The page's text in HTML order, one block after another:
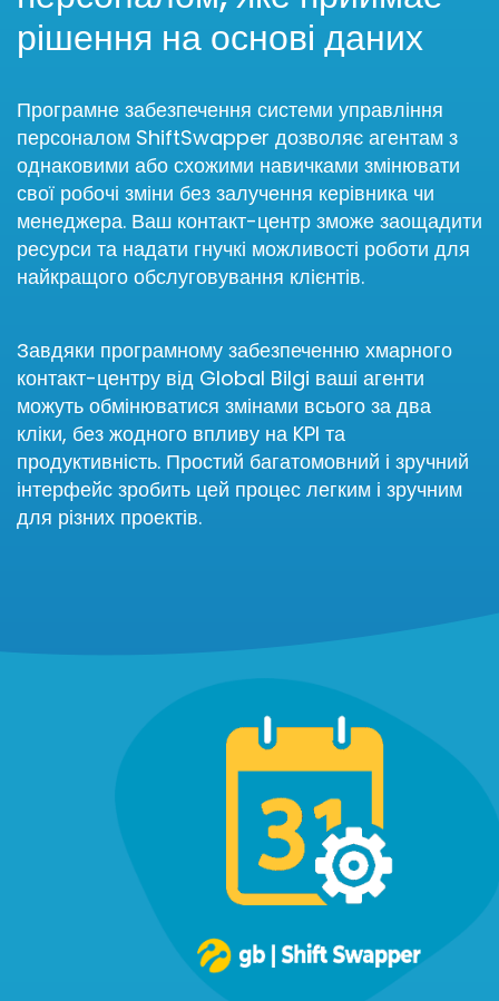
рішення на основі даних
Програмне забезпечення системи управління
персоналом ShiftSwapper дозволяє агентам з
однаковими або схожими навичками змінювати
свої робочі зміни без залучення керівника чи
менеджера. Ваш контакт-центр зможе заощадити
ресурси та надати гнучкі можливості роботи для
найкращого обслуговування клієнтів.
Завдяки програмному забезпеченню хмарного
контакт-центру від Global Bilgi ваші агенти
можуть обмінюватися змінами всього за два
кліки, без жодного впливу на KPI та
продуктивність. Простий багатомовний і зручний
інтерфейс зробить цей процес легким і зручним
для різних проектів.